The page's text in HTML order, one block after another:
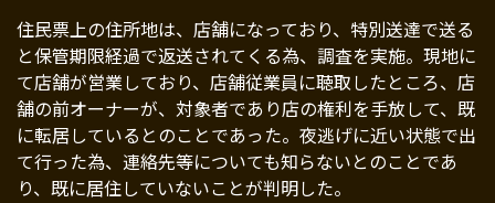
住民票上の住所地は、店舗になっており、特別送達で送る
と保管期限経過で返送されてくる為、調査を実施。現地に
て店舗が営業しており、店舗従業員に聴取したところ、店
舗の前オーナーが、対象者であり店の権利を手放して、既
に転居しているとのことであった。夜逃げに近い状態で出
て行った為、連絡先等についても知らないとのことであ
り、既に居住していないことが判明した。